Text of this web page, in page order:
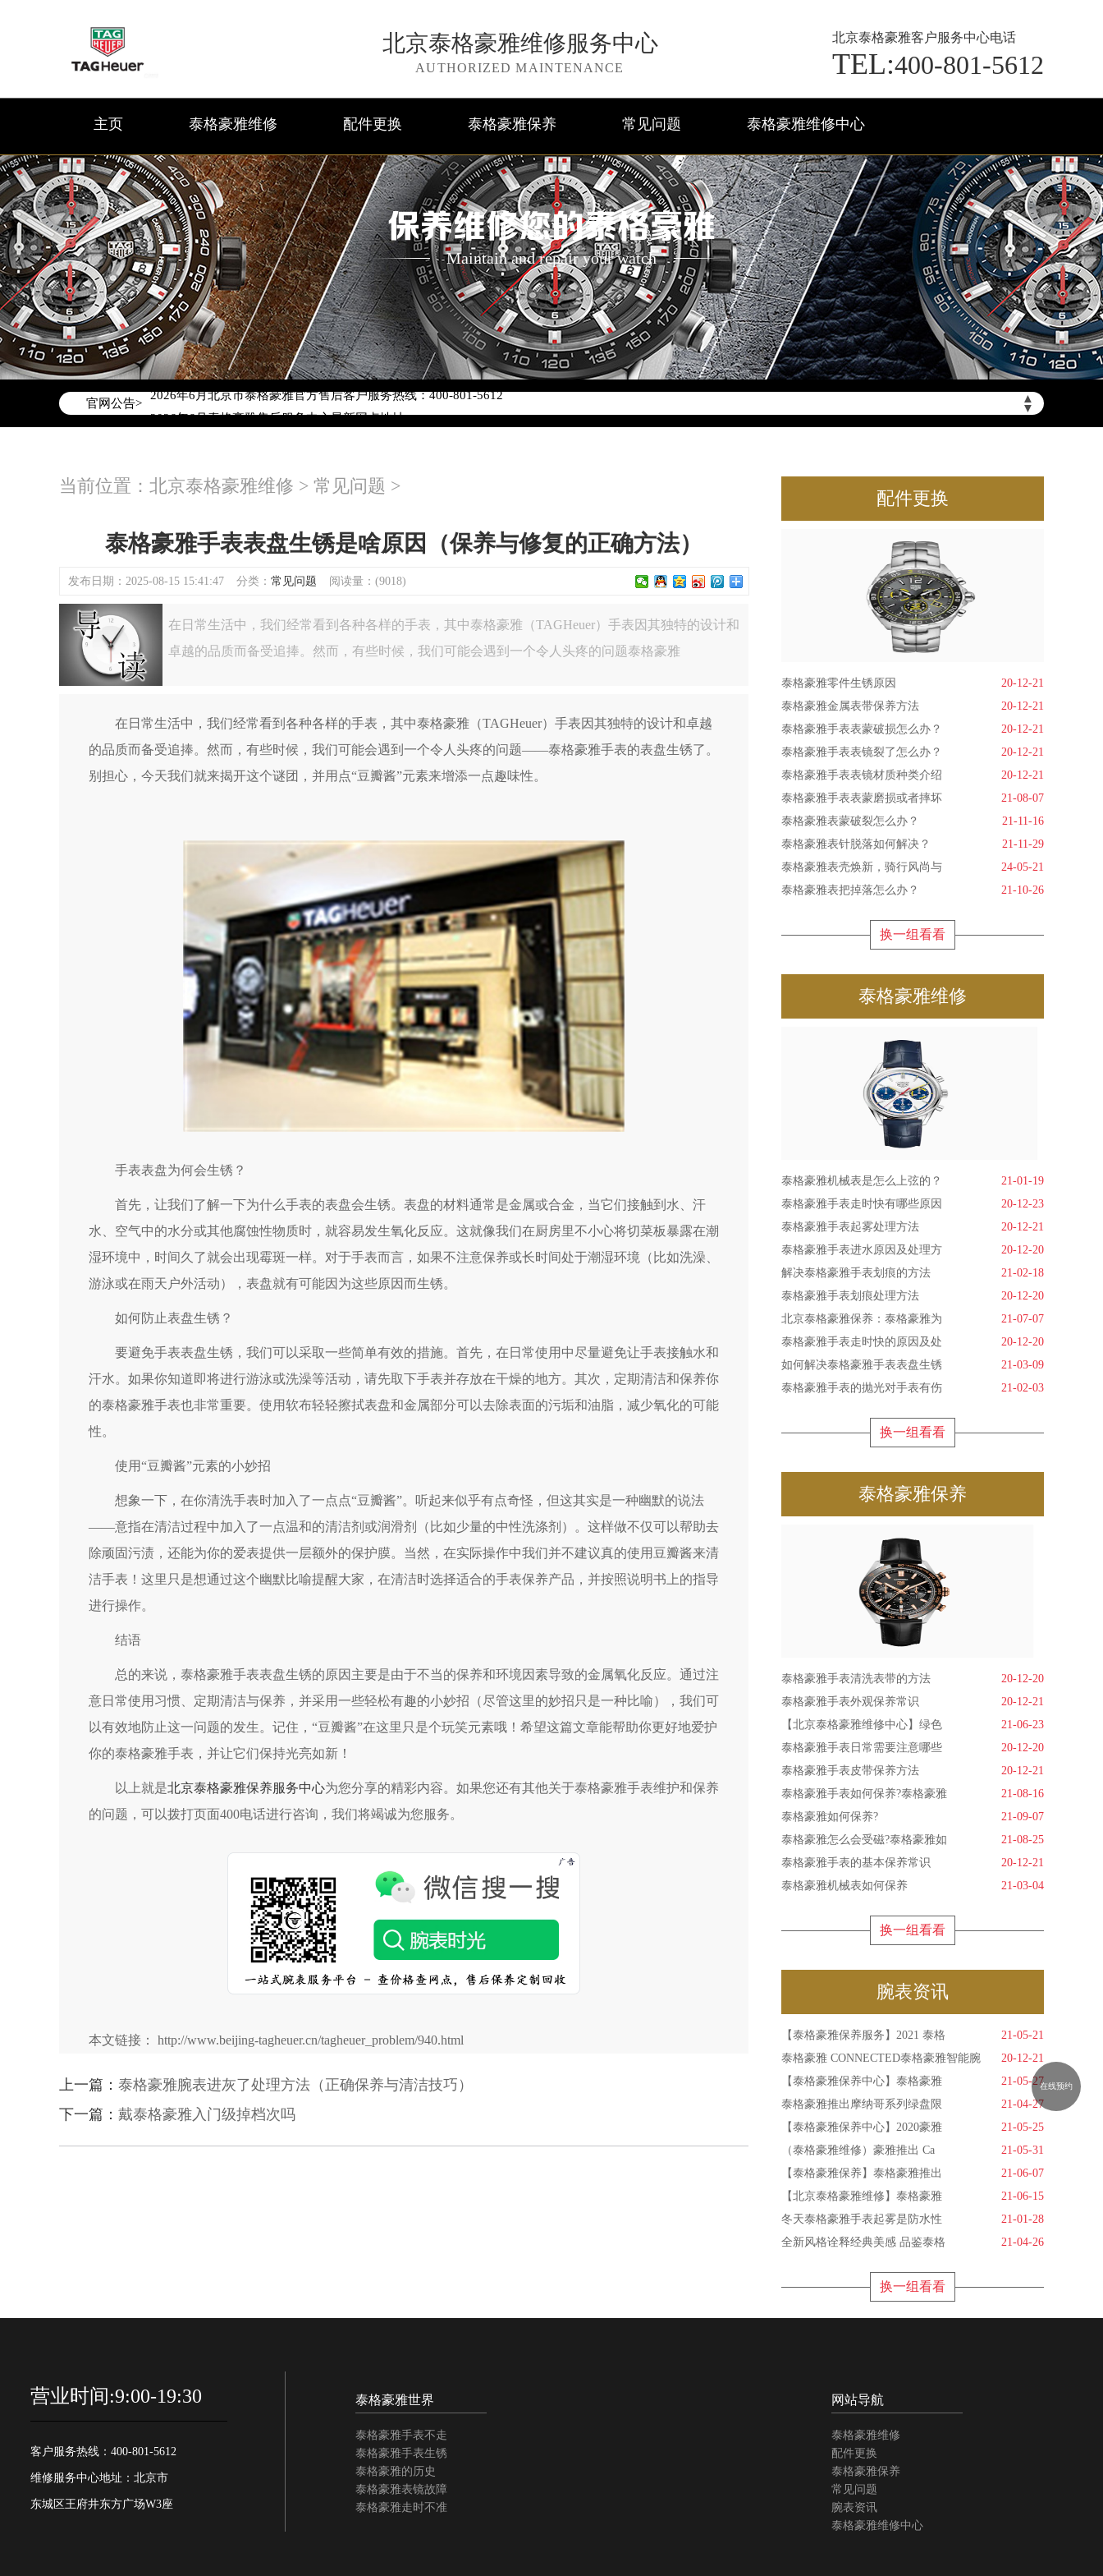
北京泰格豪雅维修服务中心
AUTHORIZED MAINTENANCE
北京泰格豪雅客户服务中心电话
TEL:400-801-5612
主页 泰格豪雅维修 配件更换 泰格豪雅保养 常见问题 泰格豪雅维修中心
保养维修您的泰格豪雅
Maintain and repair your watch
官网公告> ▲
▼
2026年6月泰格豪雅北京市售后服务网络优化升级公告
2026年6月北京市泰格豪雅官方售后客户服务热线：400-801-5612
2026年6月泰格豪雅售后服务中心最新网点地址：
北京市朝阳区建国门外大街甲6号华熙国际中心D座11层1102室泰格豪雅售后服务中心（需提前预约）
节假日正常营业！
当前位置： 北京泰格豪雅维修 > 常见问题 >
泰格豪雅手表表盘生锈是啥原因（保养与修复的正确方法）
发布日期：2025-08-15 15:41:47 分类： 常见问题 阅读量：(9018)
在日常生活中，我们经常看到各种各样的手表，其中泰格豪雅（TAGHeuer）手表因其独特的设计和
卓越的品质而备受追捧。然而，有些时候，我们可能会遇到一个令人头疼的问题泰格豪雅
在日常生活中，我们经常看到各种各样的手表，其中泰格豪雅（TAGHeuer）手表因其独特的设计和卓越
的品质而备受追捧。然而，有些时候，我们可能会遇到一个令人头疼的问题——泰格豪雅手表的表盘生锈了。
别担心，今天我们就来揭开这个谜团，并用点“豆瓣酱”元素来增添一点趣味性。
手表表盘为何会生锈？
首先，让我们了解一下为什么手表的表盘会生锈。表盘的材料通常是金属或合金，当它们接触到水、汗
水、空气中的水分或其他腐蚀性物质时，就容易发生氧化反应。这就像我们在厨房里不小心将切菜板暴露在潮
湿环境中，时间久了就会出现霉斑一样。对于手表而言，如果不注意保养或长时间处于潮湿环境（比如洗澡、
游泳或在雨天户外活动），表盘就有可能因为这些原因而生锈。
如何防止表盘生锈？
要避免手表表盘生锈，我们可以采取一些简单有效的措施。首先，在日常使用中尽量避免让手表接触水和
汗水。如果你知道即将进行游泳或洗澡等活动，请先取下手表并存放在干燥的地方。其次，定期清洁和保养你
的泰格豪雅手表也非常重要。使用软布轻轻擦拭表盘和金属部分可以去除表面的污垢和油脂，减少氧化的可能
性。
使用“豆瓣酱”元素的小妙招
想象一下，在你清洗手表时加入了一点点“豆瓣酱”。听起来似乎有点奇怪，但这其实是一种幽默的说法
——意指在清洁过程中加入了一点温和的清洁剂或润滑剂（比如少量的中性洗涤剂）。这样做不仅可以帮助去
除顽固污渍，还能为你的爱表提供一层额外的保护膜。当然，在实际操作中我们并不建议真的使用豆瓣酱来清
洁手表！这里只是想通过这个幽默比喻提醒大家，在清洁时选择适合的手表保养产品，并按照说明书上的指导
进行操作。
结语
总的来说，泰格豪雅手表表盘生锈的原因主要是由于不当的保养和环境因素导致的金属氧化反应。通过注
意日常使用习惯、定期清洁与保养，并采用一些轻松有趣的小妙招（尽管这里的妙招只是一种比喻），我们可
以有效地防止这一问题的发生。记住，“豆瓣酱”在这里只是个玩笑元素哦！希望这篇文章能帮助你更好地爱护
你的泰格豪雅手表，并让它们保持光亮如新！
以上就是北京泰格豪雅保养服务中心为您分享的精彩内容。如果您还有其他关于泰格豪雅手表维护和保养
的问题，可以拨打页面400电话进行咨询，我们将竭诚为您服务。
本文链接： http://www.beijing-tagheuer.cn/tagheuer_problem/940.html
上一篇： 泰格豪雅腕表进灰了处理方法（正确保养与清洁技巧）
下一篇： 戴泰格豪雅入门级掉档次吗
配件更换
泰格豪雅零件生锈原因
20-12-21
泰格豪雅金属表带保养方法
20-12-21
泰格豪雅手表表蒙破损怎么办？
20-12-21
泰格豪雅手表表镜裂了怎么办？
20-12-21
泰格豪雅手表表镜材质种类介绍
20-12-21
泰格豪雅手表表蒙磨损或者摔坏
21-08-07
泰格豪雅表蒙破裂怎么办？
21-11-16
泰格豪雅表针脱落如何解决？
21-11-29
泰格豪雅表壳焕新，骑行风尚与
24-05-21
泰格豪雅表把掉落怎么办？
21-10-26
换一组看看
泰格豪雅维修
泰格豪雅机械表是怎么上弦的？
21-01-19
泰格豪雅手表走时快有哪些原因
20-12-23
泰格豪雅手表起雾处理方法
20-12-21
泰格豪雅手表进水原因及处理方
20-12-20
解决泰格豪雅手表划痕的方法
21-02-18
泰格豪雅手表划痕处理方法
20-12-20
北京泰格豪雅保养：泰格豪雅为
21-07-07
泰格豪雅手表走时快的原因及处
20-12-20
如何解决泰格豪雅手表表盘生锈
21-03-09
泰格豪雅手表的抛光对手表有伤
21-02-03
换一组看看
泰格豪雅保养
泰格豪雅手表清洗表带的方法
20-12-20
泰格豪雅手表外观保养常识
20-12-21
【北京泰格豪雅维修中心】绿色
21-06-23
泰格豪雅手表日常需要注意哪些
20-12-20
泰格豪雅手表皮带保养方法
20-12-21
泰格豪雅手表如何保养?泰格豪雅
21-08-16
泰格豪雅如何保养?
21-09-07
泰格豪雅怎么会受磁?泰格豪雅如
21-08-25
泰格豪雅手表的基本保养常识
20-12-21
泰格豪雅机械表如何保养
21-03-04
换一组看看
腕表资讯
【泰格豪雅保养服务】2021 泰格
21-05-21
泰格豪雅 CONNECTED泰格豪雅智能腕
20-12-21
【泰格豪雅保养中心】泰格豪雅
21-05-27
泰格豪雅推出摩纳哥系列绿盘限
21-04-27
【泰格豪雅保养中心】2020豪雅
21-05-25
（泰格豪雅维修）豪雅推出 Ca
21-05-31
【泰格豪雅保养】泰格豪雅推出
21-06-07
【北京泰格豪雅维修】泰格豪雅
21-06-15
冬天泰格豪雅手表起雾是防水性
21-01-28
全新风格诠释经典美感 品鉴泰格
21-04-26
换一组看看
营业时间:9:00-19:30
客户服务热线：400-801-5612
维修服务中心地址：北京市
东城区王府井东方广场W3座
泰格豪雅世界
泰格豪雅手表不走
泰格豪雅手表生锈
泰格豪雅的历史
泰格豪雅表镜故障
泰格豪雅走时不准
网站导航
泰格豪雅维修
配件更换
泰格豪雅保养
常见问题
腕表资讯
泰格豪雅维修中心
在线预约